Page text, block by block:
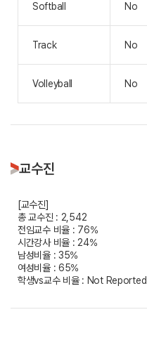
Softball No
Track No
Volleyball No
교수진
[교수진]
총 교수진 : 2,542
전임교수 비율 : 76%
시간강사 비율 : 24%
남성비율 : 35%
여성비율 : 65%
학생vs교수 비율 : Not Reported